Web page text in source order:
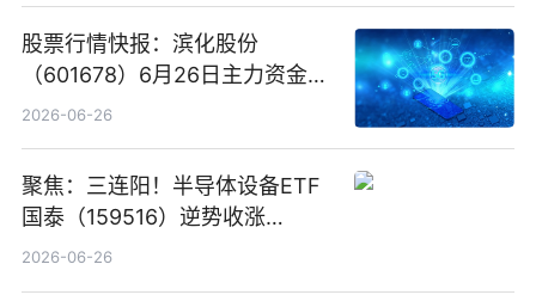
股票行情快报：滨化股份
（601678）6月26日主力资金净
卖出5964.34万元
2026-06-26
聚焦：三连阳！半导体设备ETF
国泰（159516）逆势收涨
3.5%，近10日累计净流入超65
2026-06-26